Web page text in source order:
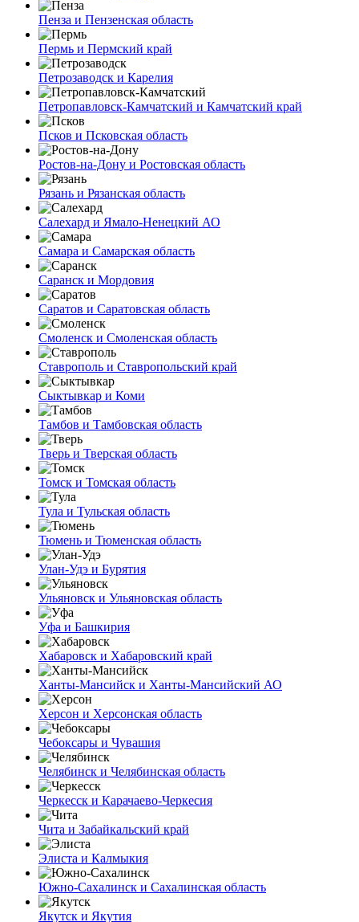
Пенза и Пензенская область
Пермь и Пермский край
Петрозаводск и Карелия
Петропавловск-Камчатский и Камчатский край
Псков и Псковская область
Ростов-на-Дону и Ростовская область
Рязань и Рязанская область
Салехард и Ямало-Ненецкий АО
Самара и Самарская область
Саранск и Мордовия
Саратов и Саратовская область
Смоленск и Смоленская область
Ставрополь и Ставропольский край
Сыктывкар и Коми
Тамбов и Тамбовская область
Тверь и Тверская область
Томск и Томская область
Тула и Тульская область
Тюмень и Тюменская область
Улан-Удэ и Бурятия
Ульяновск и Ульяновская область
Уфа и Башкирия
Хабаровск и Хабаровский край
Ханты-Мансийск и Ханты-Мансийский АО
Херсон и Херсонская область
Чебоксары и Чувашия
Челябинск и Челябинская область
Черкесск и Карачаево-Черкесия
Чита и Забайкальский край
Элиста и Калмыкия
Южно-Сахалинск и Сахалинская область
Якутск и Якутия